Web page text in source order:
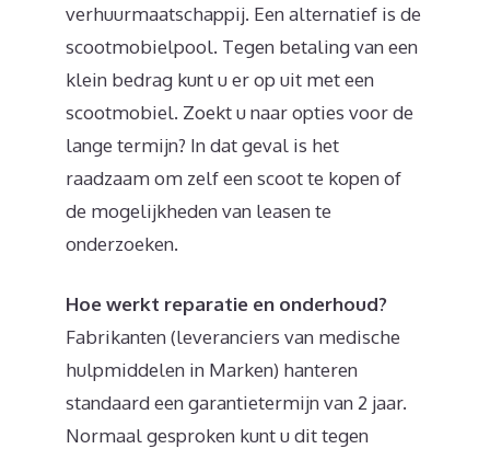
verhuurmaatschappij. Een alternatief is de
scootmobielpool. Tegen betaling van een
klein bedrag kunt u er op uit met een
scootmobiel. Zoekt u naar opties voor de
lange termijn? In dat geval is het
raadzaam om zelf een scoot te kopen of
de mogelijkheden van leasen te
onderzoeken.
Hoe werkt reparatie en onderhoud?
Fabrikanten (leveranciers van medische
hulpmiddelen in Marken) hanteren
standaard een garantietermijn van 2 jaar.
Normaal gesproken kunt u dit tegen